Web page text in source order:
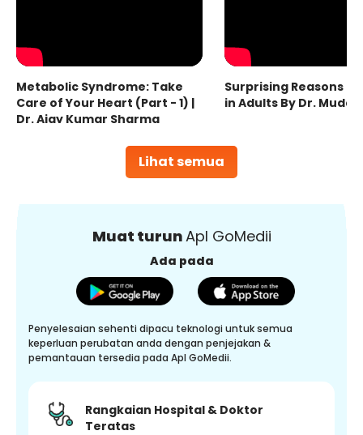
Lihat semua
Metabolic Syndrome: Take
Care of Your Heart (Part - 1) |
Dr. Ajay Kumar Sharma
Surprising Reasons
in Adults By Dr.
Muat turunApl GoMedii
Ada pada
Penyelesaian sehenti dipacu teknologi untuk semua
keperluan perubatan anda dengan penjejakan &
pemantauan tersedia pada Apl GoMedii.
Rangkaian Hospital & Doktor
Teratas